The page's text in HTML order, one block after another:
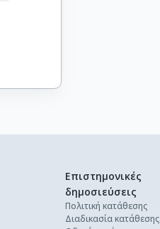
Επιστημονικές
δημοσιεύσεις
Πολιτική κατάθεσης
Διαδικασία κατάθεσης